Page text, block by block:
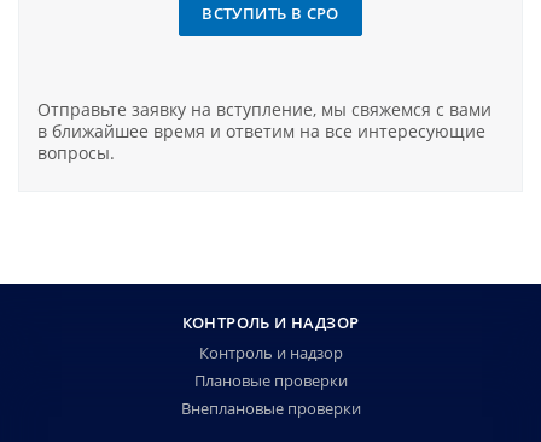
ВСТУПИТЬ В СРО
Отправьте заявку на вступление, мы свяжемся с вами
в ближайшее время и ответим на все интересующие
вопросы.
КОНТРОЛЬ И НАДЗОР
Контроль и надзор
Плановые проверки
Внеплановые проверки